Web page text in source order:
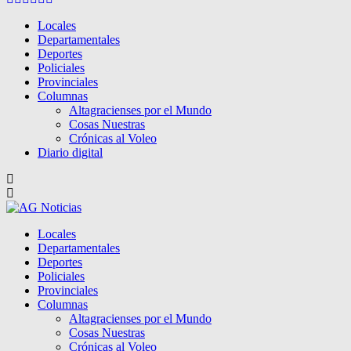
Locales
Departamentales
Deportes
Policiales
Provinciales
Columnas
Altagracienses por el Mundo
Cosas Nuestras
Crónicas al Voleo
Diario digital
Locales
Departamentales
Deportes
Policiales
Provinciales
Columnas
Altagracienses por el Mundo
Cosas Nuestras
Crónicas al Voleo